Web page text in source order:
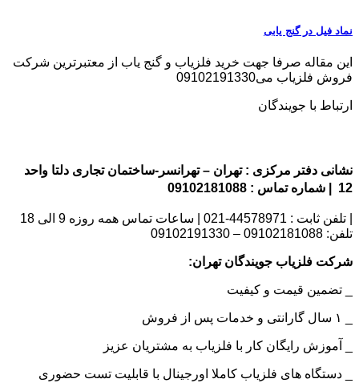
نماد فیل در گنج یابی
این مقاله صرفا جهت خرید فلزیاب و گنج یاب از معتبرترین شرکت
فروش فلزیاب می09102191330
ارتباط با جویندگان
نشانی دفتر مرکزی : تهران – تهرانسر-ساختمان تجاری دلتا واحد
12 | شماره تماس : 09102181088
| تلفن ثابت : 44578971-021 | ساعات تماس همه روزه 9 الی 18
تلفن: 09102181088 – 09102191330
شرکت فلزیاب جویندگان تهران:
_ تضمین قیمت و کیفیت
_ آموزش رایگان کار با فلزیاب به مشتریان عزیز
_ دستگاه های فلزیاب کاملا اورجینال با قابلیت تست حضوری